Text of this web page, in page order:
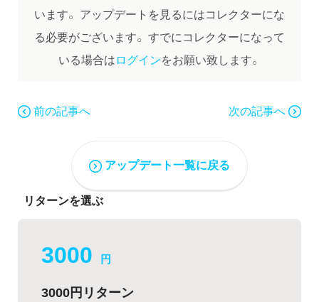
います。 アップデートを見るにはコレクターにな
る必要がございます。 すでにコレクターになって
いる場合はログインをお願い致します。
前の記事へ 次の記事へ
アップデート一覧に戻る
リターンを選ぶ
3000 円
3000円リターン